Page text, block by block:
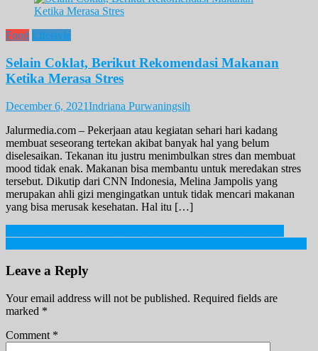
Food Lifestyle
Selain Coklat, Berikut Rekomendasi Makanan
Ketika Merasa Stres
December 6, 2021Indriana Purwaningsih
Jalurmedia.com – Pekerjaan atau kegiatan sehari hari kadang
membuat seseorang tertekan akibat banyak hal yang belum
diselesaikan. Tekanan itu justru menimbulkan stres dan membuat
mood tidak enak. Makanan bisa membantu untuk meredakan stres
tersebut. Dikutip dari CNN Indonesia, Melina Jampolis yang
merupakan ahli gizi mengingatkan untuk tidak mencari makanan
yang bisa merusak kesehatan. Hal itu […]
Post
navigation
Leave a Reply
Your email address will not be published. Required fields are
marked *
Comment *